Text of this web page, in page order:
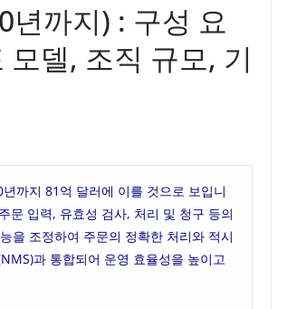
년까지) : 구성 요
델, 조직 규모, 기
까지 81억 달러에 이를 것으로 보입니
문 입력, 유효성 검사, 처리 및 청구 등의
을 조정하여 주문의 정확한 처리와 적시
과 통합되어 운영 효율성을 높이고